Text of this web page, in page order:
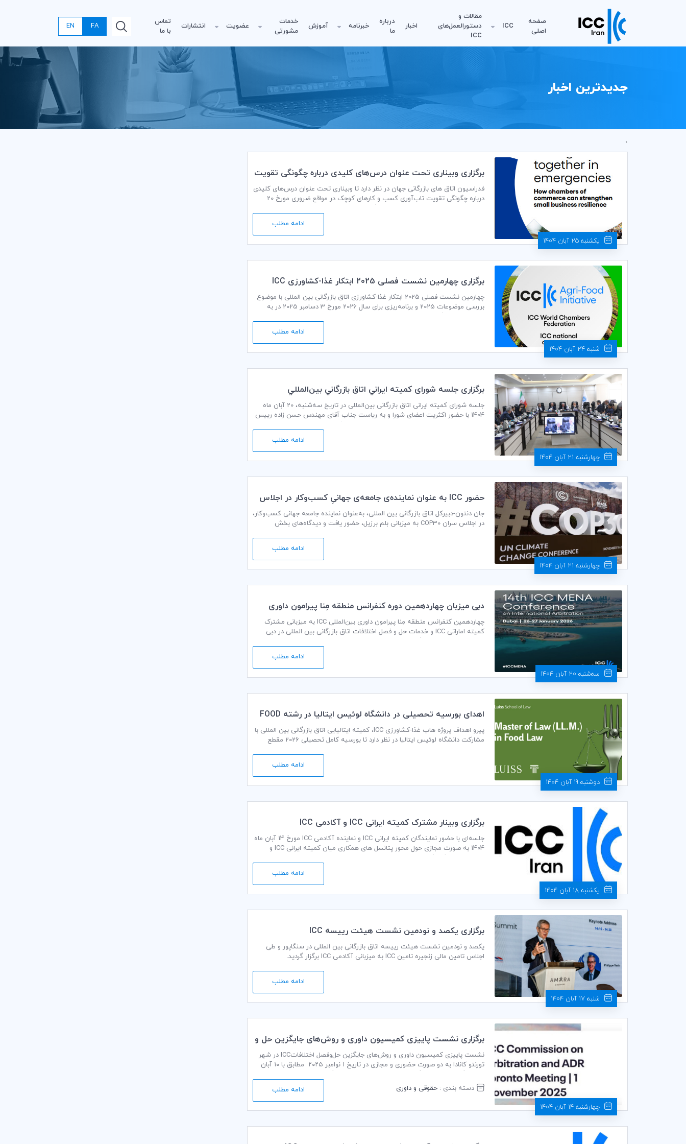
صفحه
اصلی
ICC
مقالات و
دستورالعمل‌های
ICC
اخبار
درباره
ما
خبرنامه آموزش
خدمات
مشورتی
عضویت انتشارات
تماس
با ما
FA
EN
جدیدترین اخبار
`
برگزاری وبیناری تحت عنوان درس‌های کلیدی در‌باره چگونگی تقویت
تاب‌آوری کسب و کار‌های کوچک در مواقع ضروری
فدراسیون اتاق های بازرگانی جهان در نظر دارد تا وبیناری تحت عنوان درس‌های کلیدی
در‌باره چگونگی تقویت تاب‌آوری کسب و کار‌های کوچک در مواقع ضروری مورخ 20
ادامه مطلب
یکشنبه 25 آبان 1404
برگزاری چهارمین نشست فصلی 2025 ابتکار غذا-کشاورزی ICC
چهارمین نشست فصلی 2025 ابتکار غذا-کشاورزی اتاق بازرگانی بین المللی با موضوع
بررسی موضوعات 2025 و برنامه‌ریزی برای سال 2026 مورخ 3 دسامبر 2025 در به
ادامه مطلب
شنبه 24 آبان 1404
برگزاری جلسه شورای كميته ايراني اتاق بازرگاني بين‌المللي
جلسه شورای کمیته ایرانی اتاق بازرگانی بین‌المللی در تاریخ سه‌شنبه، 20 آبان ماه
1404 با حضور اکثریت اعضای شورا و به ریاست جناب آقای مهندس حسن زاده رییس
صادرات ایران و همچنین جناب آقای محمد خزاعی دبیر کل کمیته ایرانی و معاونین
ادامه مطلب
چهارشنبه 21 آبان 1404
حضور ICC به عنوان نماینده‌ی جامعه‌ی جهانیِ کسب‌وکار در اجلاس
سران COP30
جان دنتون-دبیرکل اتاق بازرگانی بین المللی، به‌عنوان نماینده جامعه جهانی کسب‌وکار،
در اجلاس سران COP30 به میزبانی بلم برزیل، حضور یافت و دیدگاه‌های بخش
ادامه مطلب
چهارشنبه 21 آبان 1404
دبی میزبان چهاردهمین دوره کنفرانس منطقه مِنا پیرامون داوری
بین‌المللیICC
چهاردهمین کنفرانس منطقه مِنا پیرامون داوری بین‌المللی ICC به میزبانی مشترک
کمیته اماراتی ICC و خدمات حل و فصل اختلافات اتاق بازرگانی بین المللی در دبی
ادامه مطلب
سه‌شنبه 20 آبان 1404
اهدای بورسیه تحصیلی در دانشگاه لوئیس ایتالیا در رشته FOOD
LAW
پیرو اهداف پروژه هاب غذا-کشاورزی ICC، کمیته ایتالیایی اتاق بازرگانی بین المللی با
مشارکت دانشگاه لوئیس ایتالیا در نظر دارد تا بورسیه کامل تحصیلی 2026 مقطع
ادامه مطلب
دوشنبه 19 آبان 1404
برگزاری وبینار مشترک کمیته ایرانی ICC و آکادمی ICC
جلسه‌ای با حضور نمایندگان کمیته ایرانی ICC و نماینده آکادمی ICC مورخ 14 آبان ماه
1404 به صورت مجازی حول محور پتانسل های همکاری میان کمیته ایرانی ICC و
ادامه مطلب
یکشنبه 18 آبان 1404
برگزاری یکصد و نودمین نشست هیئت رییسه ICC
یکصد و نودمین نشست هیئت رییسه اتاق بازرگانی بین المللی در سنگاپور و طی
اجلاس تامین مالی زنجیره تامین ICC به میزبانی آکادمی ICC برگزار گردید.
ادامه مطلب
شنبه 17 آبان 1404
برگزاری نشست پاییزی کمیسیون داوری و روش‌های جایگزین حل و
فصل اختلاف ICC
نشست پاییزی کمیسیون داوری و روش‌های جایگزین حل‌وفصل اختلافاتICC در شهر
تورنتو کانادا به دو صورت حضوری و مجازی در تاریخ ۱ نوامبر ۲۰۲۵ مطابق با ۱۰ آبان
این نشست به صورت مجازی شرکت کردند.
دسته بندی : حقوقی و داوری
ادامه مطلب
چهارشنبه 14 آبان 1404